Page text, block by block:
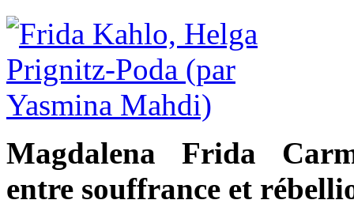
Magdalena Frida
entre souffrance et